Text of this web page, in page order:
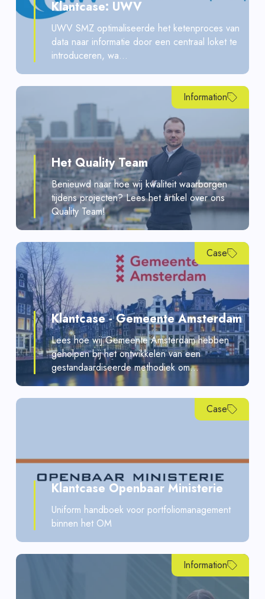
Klantcase: UWV
UWV SMZ optimaliseerde het ketenproces van
data naar informatie door een centraal loket te
introduceren, wa...
Information
Het Quality Team
Benieuwd naar hoe wij kwaliteit waarborgen
tijdens projecten? Lees het artikel over ons
Quality Team!
Case
Klantcase - Gemeente Amsterdam
Lees hoe wij Gemeente Amsterdam hebben
geholpen bij het ontwikkelen van een
gestandaardiseerde methodiek om...
Case
Klantcase Openbaar Ministerie
Uniform handboek voor portfoliomanagement
binnen het OM
Information